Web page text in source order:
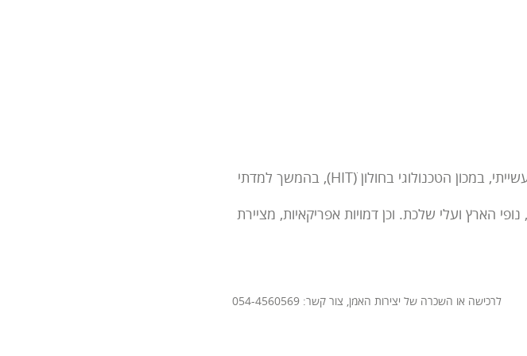
סיימתי לימודים אקדמיים ובעלת תעודת הוראה בעיצוב תעשייתי, במכון הטכנולוגי בחולון (HITׂ), בהמשך למדתי
הארץ ועלי שלכת. וכן דמויות אפריקאיות, מציירת
לרכישה או השכרה של יצירות האמן, צור קשר: 054-4560569